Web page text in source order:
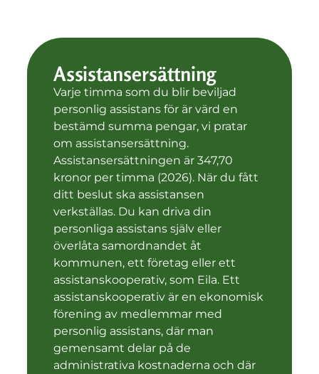
Assistansersättning
Varje timma som du blir beviljad
personlig assistans för är värd en
bestämd summa pengar, vi pratar
om assistansersättning.
Assistansersättningen är 347,70
kronor per timma (2026). När du fått
ditt beslut ska assistansen
verkställas. Du kan driva din
personliga assistans själv eller
överlåta samordnandet åt
kommunen, ett företag eller ett
assistanskooperativ, som Eila. Ett
assistanskooperativ är en ekonomisk
förening av medlemmar med
personlig assistans, där man
gemensamt delar på de
administrativa kostnaderna och där